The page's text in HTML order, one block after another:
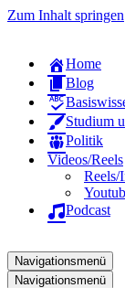
Zum Inhalt springen
Home
Blog
Studium
Politik
Videos/Reels
Reels/
Podcast
Navigationsmenü
Navigationsmenü